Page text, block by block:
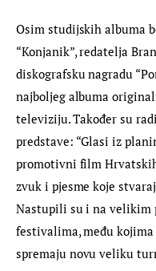
Osim studijskih albuma
“Konjanik”, redatelja
diskografsku nagradu
najboljeg albuma
televiziju. Također su
predstave: “Glasi iz
promotivni film
zvuk i pjesme koje
Nastupili su i na velikim
festivalima, među
spremaju novu veliku